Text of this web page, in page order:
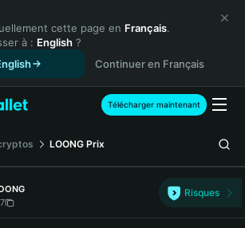
cette page en Français.
à : English ?
Continuer en Français
Télécharger maintenant
LOONG Prix
Risques